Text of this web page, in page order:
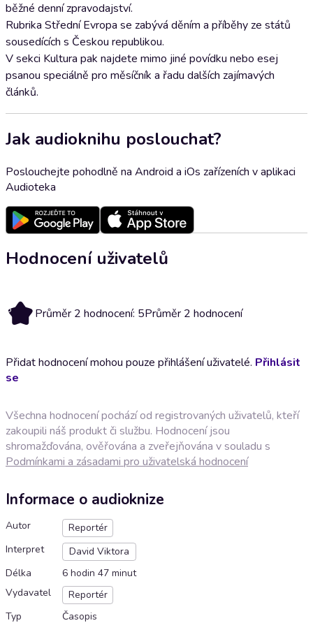
běžné denní zpravodajství.
Rubrika Střední Evropa se zabývá děním a příběhy ze států
sousedících s Českou republikou.
V sekci Kultura pak najdete mimo jiné povídku nebo esej
psanou speciálně pro měsíčník a řadu dalších zajímavých
článků.
Jak audioknihu poslouchat?
Poslouchejte pohodlně na Android a iOs zařízeních v aplikaci
Audioteka
Hodnocení uživatelů
5 Průměr 2 hodnocení: 5Průměr 2 hodnocení
Přidat hodnocení mohou pouze přihlášení uživatelé. Přihlásit
se
Všechna hodnocení pochází od registrovaných uživatelů, kteří
zakoupili náš produkt či službu. Hodnocení jsou
shromažďována, ověřována a zveřejňována v souladu s
Podmínkami a zásadami pro uživatelská hodnocení
Informace o audioknize
Autor
Reportér
Interpret
David Viktora
Délka
6 hodin 47 minut
Vydavatel
Reportér
Typ
Časopis